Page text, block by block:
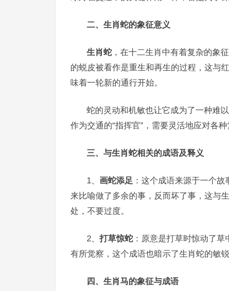
二、生肖蛇的象征意义
生肖蛇 ，在十二生肖中有着复杂的象
的蜕皮被看作是重生和再生的过程，这与
味着一轮新的通行开始。
蛇的灵动和机敏也让它成为了一种难
作为交通的“指挥官”，需要灵活地应对各
三、与生肖蛇相关的成语及释义
1、 画蛇添足 ：这个成语来源于一个
来比喻做了多余的事，反而坏了事，这与
处，不要过度。
2、 打草惊蛇 ：原意是打草时惊动了
有所觉察，这个成语也暗示了生肖蛇的敏锐
四、生肖马的象征与成语